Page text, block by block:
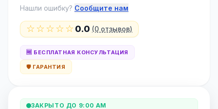
Нашли ошибку? Сообщите нам
☆☆☆☆☆0.0 (0 отзывов)
🆓 БЕСПЛАТНАЯ КОНСУЛЬТАЦИЯ
🛡️ ГАРАНТИЯ
ЗАКРЫТО ДО 9:00 AM